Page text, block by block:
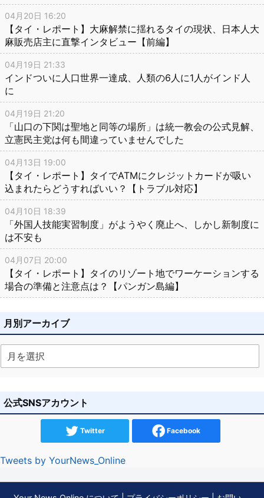
04月20日 16:20
【タイ・レポート】大麻解禁に揺れるタイの現状、日本人大
麻販売店主に直撃インタビュー【前編】
04月19日 21:33
インドついに人口世界一達成、人類の6人に1人がインド人
に
04月19日 21:20
「山口の下関は聖地と同等の場所」は統一教会の公式見解、
立憲民主党は何も間違っていませんでした
04月13日 19:00
【タイ・レポート】タイでATMにクレジットカードが吸い
込まれたらどうすればいい？【トラブル対応】
04月10日 18:39
「外国人技能実習制度」がようやく廃止へ、しかし新制度に
は不安も
04月07日 20:00
【タイ・レポート】タイのリゾート地でワーケーションする
場合の準備と注意点は？【パンガン島編】
月別アーカイブ
公式SNSアカウント
Twitter Facebook
Tweets by YourNews_Online